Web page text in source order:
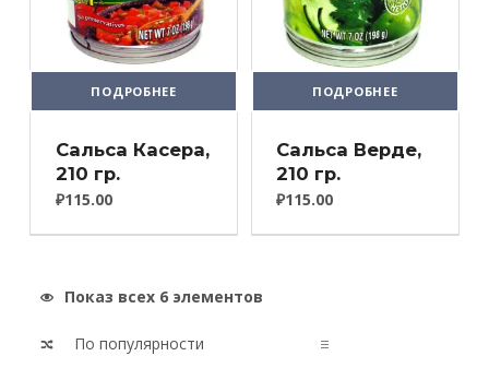
ПОДРОБНЕЕ
Сальса Касера,
210 гр.
₽115.00
ПОДРОБНЕЕ
Сальса Верде,
210 гр.
₽115.00
Показ всех 6 элементов